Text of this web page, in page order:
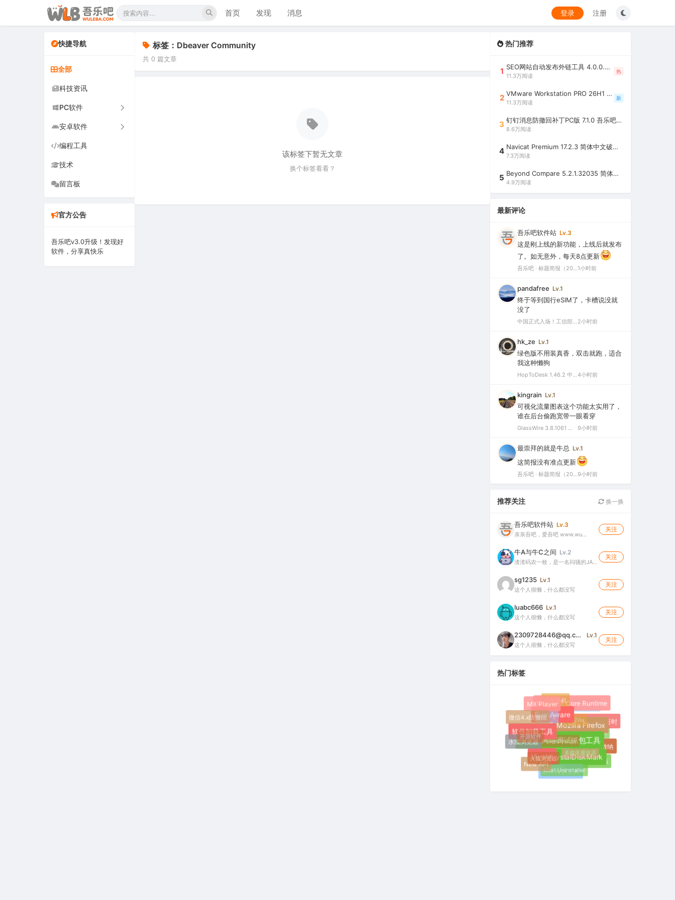
首页 发现 消息 登录 注册
快捷导航
全部
科技资讯
PC软件
办公软件
网络软件
音频视频
系统下载
安卓软件
手机软件
车机软件
编程工具
技术
留言板
官方公告
吾乐吧v3.0升级！发现好
软件，分享真快乐
标签：Dbeaver Community
共 0 篇文章
该标签下暂无文章
换个标签看看？
热门推荐
1 SEO网站自动发布外链工具 4.0.0.0 吾乐吧优化版（智能代理狂刷外链）
11.3万阅读
热
2 VMware Workstation PRO 26H1 中文精简安装注册版 / 完整版（最好用的虚拟机软件）
11.3万阅读
新
3 钉钉消息防撤回补丁PC版 7.1.0 吾乐吧优化版（支持消息防撤回+钉钉多开+支持消息永不已读+去除钉钉水印）
8.6万阅读
4 Navicat Premium 17.2.3 简体中文破解版（多重数据库管理工具）
7.3万阅读
5 Beyond Compare 5.2.1.32035 简体中文注册版（超强文件/夹比较工具）
4.9万阅读
最新评论
吾乐吧软件站 Lv.3
这是刚上线的新功能，上线后就发布
了。如无意外，每天8点更新
吾乐吧 · 标题简报（2026-08-06）1小时前
pandafree Lv.1
终于等到国行eSIM了，卡槽说没就
没了
中国正式入场！工信部批复eSIM手机商用试验，2026或成爆发元年 2小时前
hk_ze Lv.1
绿色版不用装真香，双击就跑，适合
我这种懒狗
HopToDesk 1.46.2 中文绿色版（免费远程协助工具）4小时前
kingrain Lv.1
可视化流量图表这个功能太实用了，
谁在后台偷跑宽带一眼看穿
GlassWire 3.8.1061 中文特别版（可视化网络监控与个人防火墙） 9小时前
最崇拜的就是牛总 Lv.1
这简报没有准点更新
吾乐吧 · 标题简报（2026-08-06）9小时前
推荐关注 换一换
吾乐吧软件站 Lv.3
亲亲吾吧，爱吾吧 www.wu…
关注
牛A与牛C之间 Lv.2
渣渣码农一枚，是一名闷骚的JA…
关注
sg1235 Lv.1
这个人很懒，什么都没写
关注
luabc666 Lv.1
这个人很懒，什么都没写
关注
2309728446@qq.com Lv.1
这个人很懒，什么都没写
关注
热门标签
威力导演破解版
社保全额缴纳
CrystalDiskMark
邮件转换工具
IObit Uninstaller
多媒体播放器
FlowDesk
.NET桌面运行时
Mozilla Firefox
强大的网络调试抓包工具
Vivaldi
New API
火狐浏览器
PowerDirector
FileZilla
模仿音速启动
ASP.NET Core Runtime
BurnAware
软件卸载工具
水狐浏览器
开源软件
CPU-Z
小米手机
MX Player
微信4.x防撤回